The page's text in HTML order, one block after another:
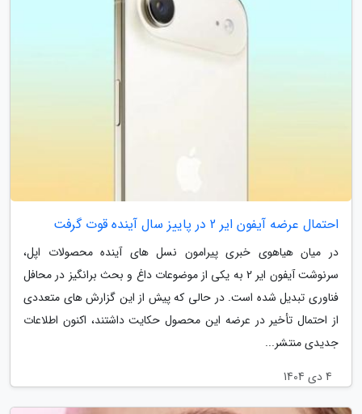
احتمال عرضه آیفون ایر 2 در پاییز سال آینده قوت گرفت
در میان هیاهوی خبری پیرامون نسل های آینده محصولات اپل،
سرنوشت آیفون ایر 2 به یکی از موضوعات داغ و بحث برانگیز در محافل
فناوری تبدیل شده است. در حالی که پیش از این گزارش های متعددی
از احتمال تأخیر در عرضه این محصول حکایت داشتند، اکنون اطلاعات
جدیدی منتشر...
4 دی 1404